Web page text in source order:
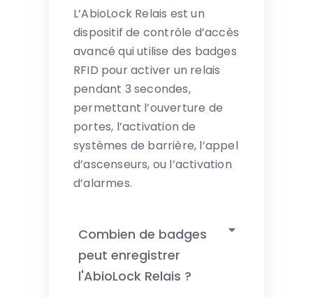
L’AbioLock Relais est un
dispositif de contrôle d’accès
avancé qui utilise des badges
RFID pour activer un relais
pendant 3 secondes,
permettant l’ouverture de
portes, l’activation de
systèmes de barrière, l’appel
d’ascenseurs, ou l’activation
d’alarmes.
Combien de badges
peut enregistrer
l'AbioLock Relais ?